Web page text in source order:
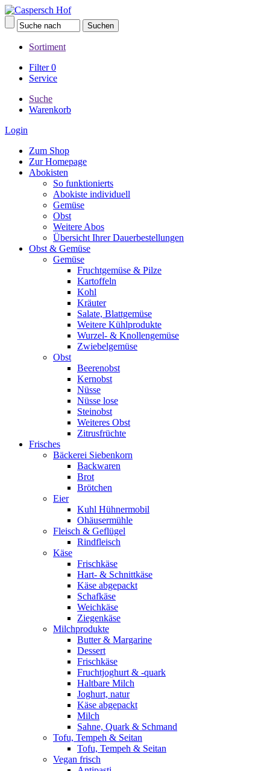
Sortiment
Filter0
Service
Suche
Warenkorb
Login
Zum Shop
Zur Homepage
Abokisten
So funktionierts
Abokiste individuell
Gemüse
Obst
Weitere Abos
Übersicht Ihrer Dauerbestellungen
Obst & Gemüse
Gemüse
Fruchtgemüse & Pilze
Kartoffeln
Kohl
Kräuter
Salate, Blattgemüse
Weitere Kühlprodukte
Wurzel- & Knollengemüse
Zwiebelgemüse
Obst
Beerenobst
Kernobst
Nüsse
Nüsse lose
Steinobst
Weiteres Obst
Zitrusfrüchte
Frisches
Bäckerei Siebenkorn
Backwaren
Brot
Brötchen
Eier
Kuhl Hühnermobil
Ohäusermühle
Fleisch & Geflügel
Rindfleisch
Käse
Frischkäse
Hart- & Schnittkäse
Käse abgepackt
Schafkäse
Weichkäse
Ziegenkäse
Milchprodukte
Butter & Margarine
Dessert
Frischkäse
Fruchtjoghurt & -quark
Haltbare Milch
Joghurt, natur
Käse abgepackt
Milch
Sahne, Quark & Schmand
Tofu, Tempeh & Seitan
Tofu, Tempeh & Seitan
Vegan frisch